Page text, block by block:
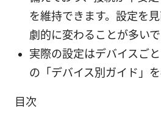
を維持できます。設定を
劇的に変わることが多いで
実際の設定はデバイスご
の「デバイス別ガイド」を
目次